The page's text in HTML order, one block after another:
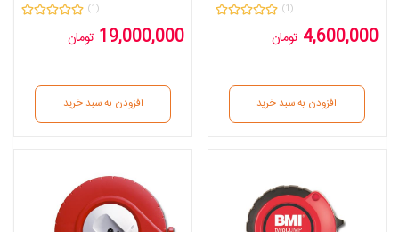
(1)
4,600,000 تومان
افزودن به سبد خرید
(1)
19,000,000 تومان
افزودن به سبد خرید